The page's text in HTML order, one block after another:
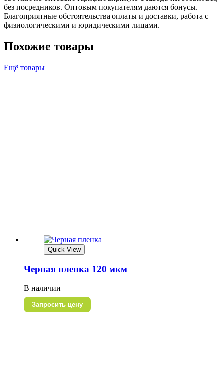
без посредников. Оптовым покупателям даются бонусы.
Благоприятные обстоятельства оплаты и доставки, работа с
физиологическими и юридическими лицами.
Похожие товары
Ещё товары
Quick View
Черная пленка 120 мкм
В наличии
Запросить цену